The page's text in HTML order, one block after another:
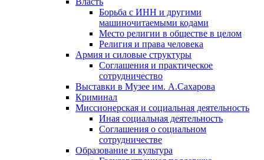
Борьба с ИНН и другими
машиночитаемыми кодами
Место религии в обществе в целом
Религия и права человека
Армия и силовые структуры
Соглашения и практическое
сотрудничество
Выставки в Музее им. А.Сахарова
Криминал
Миссионерская и социальная деятельность
Иная социальная деятельность
Соглашения о социальном
сотрудничестве
Образование и культура